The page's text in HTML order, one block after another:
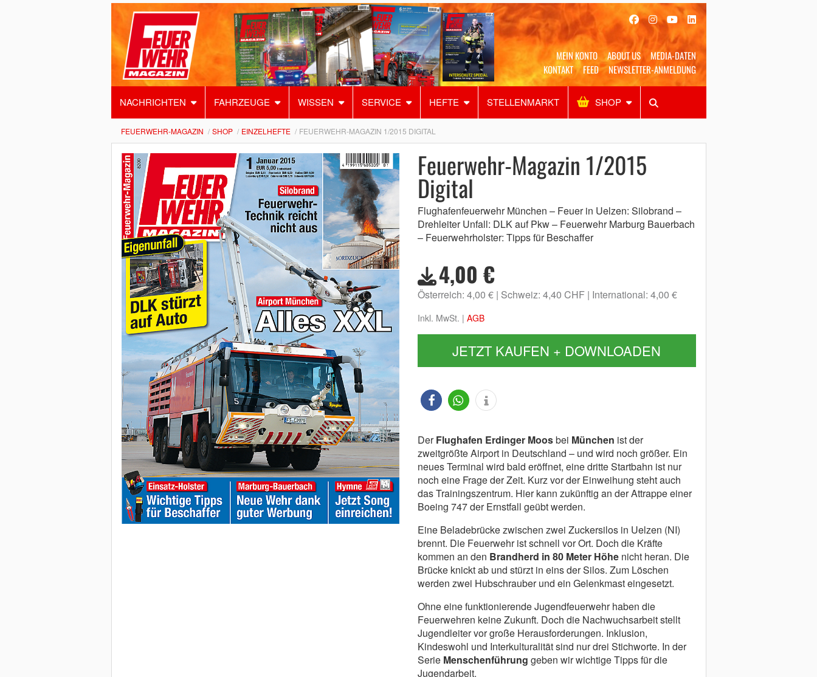
MEIN KONTO ABOUT US
MEDIA-DATEN
KONTAKT
FEED NEWSLETTER-ANMELDUNG
NACHRICHTEN FAHRZEUGE WISSEN SERVICE HEFTE STELLENMARKT SHOP
Alles Shop SUCHEN
FEUERWEHR-MAGAZIN SHOP EINZELHEFTE FEUERWEHR-MAGAZIN 1/2015 DIGITAL
Feuerwehr-Magazin 1/2015
Digital
Flughafenfeuerwehr München – Feuer in Uelzen: Silobrand –
Drehleiter Unfall: DLK auf Pkw – Feuerwehr Marburg Bauerbach
– Feuerwehrholster: Tipps für Beschaffer
4,00 €
Österreich: 4,00 € Schweiz: 4,40 CHF International: 4,00 €
Inkl. MwSt. | AGB
JETZT KAUFEN + DOWNLOADEN
DerFlughafen Erdinger Moosbei München ist der
zweitgrößte Airport in Deutschland – und wird noch größer. Ein
neues Terminal wird bald eröffnet, eine dritte Startbahn ist nur
noch eine Frage der Zeit. Kurz vor der Einweihung steht auch
das Trainingszentrum. Hier kann zukünftig an der Attrappe einer
Boeing 747 der Ernstfall geübt werden.
Eine Beladebrücke zwischen zwei Zuckersilos in Uelzen (NI)
brennt. Die Feuerwehr ist schnell vor Ort. Doch die Kräfte
kommen an den Brandherd in 80 Meter Höhe nicht heran. Die
Brücke knickt ab und stürzt in eins der Silos. Zum Löschen
werden zwei Hubschrauber und ein Gelenkmast eingesetzt.
Ohne eine funktionierende Jugendfeuerwehr haben die
Feuerwehren keine Zukunft. Doch die Nachwuchsarbeit stellt
Jugendleiter vor große Herausforderungen. Inklusion,
Kindeswohl und Interkulturalität sind nur drei Stichworte. In der
Serie Menschenführung geben wir wichtige Tipps für die
Jugendarbeit.